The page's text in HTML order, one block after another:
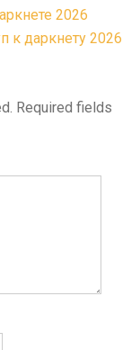
2026
к даркнету 2026
Required fields